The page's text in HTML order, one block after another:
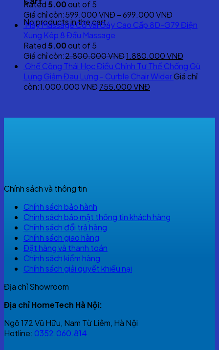
No products in the cart.
850.000 VNĐ.599.000
Rated 5.00out of 5
Giá chỉ còn:599.000VNĐ –699.000VNĐ
Máy Massage Cổ Vai Gáy Cao Cấp 8D-G79 Điện
Xung Kép 8 Đầu Massage
Rated 5.00out of 5
Giá chỉ còn:2.800.000VNĐOriginal
price
was:
2.800.000 VNĐ.
1.880.000VNĐ
price
is:
Ghế Công Thái Học Điều Chỉnh Tư Thế Chống Gù
Lưng Giảm Đau Lưng - Curble Chair WiderGiá chỉ
còn:1.000.000VNĐOriginal
1.000.000 VNĐ.
755.000VNĐ
755.000 VNĐ.
Chính sách và thông tin
Chính sách bảo hành
Chính sách bảo mật thông tin khách hàng
Chính sách đổi trả hàng
Chính sách giao hàng
Đặt hàng và thanh toán
Chính sách kiểm hàng
Chính sách giải quyết khiếu nại
Địa chỉ Showroom
Địa chỉ HomeTech Hà Nội:
Ngõ 172 Vũ Hữu, Nam Từ Liêm, Hà Nội
Hotline: 0352.060.814